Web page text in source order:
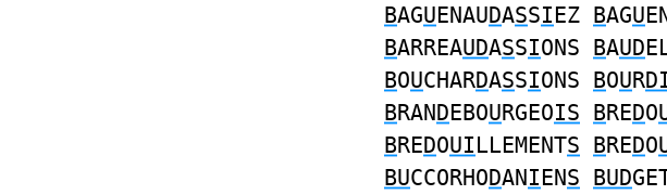
BAGUENAUDASSIEZ BAGU
BARREAUDASSIONS BAUD
BOUCHARDASSIONS BOUR
BRANDEBOURGEOIS BREDO
BREDOUILLEMENTS BREDO
BUCCORHODANIENS BUD